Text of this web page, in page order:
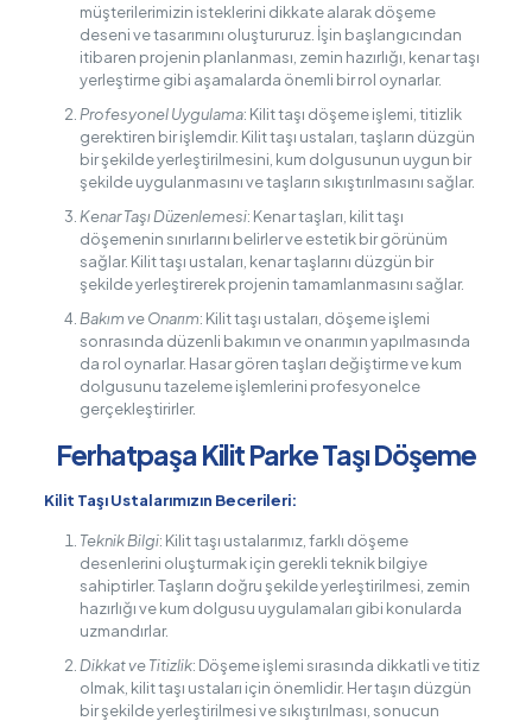
müşterilerimizin isteklerini dikkate alarak döşeme
deseni ve tasarımını oluştururuz. İşin başlangıcından
itibaren projenin planlanması, zemin hazırlığı, kenar taşı
yerleştirme gibi aşamalarda önemli bir rol oynarlar.
Profesyonel Uygulama: Kilit taşı döşeme işlemi, titizlik
gerektiren bir işlemdir. Kilit taşı ustaları, taşların düzgün
bir şekilde yerleştirilmesini, kum dolgusunun uygun bir
şekilde uygulanmasını ve taşların sıkıştırılmasını sağlar.
Kenar Taşı Düzenlemesi: Kenar taşları, kilit taşı
döşemenin sınırlarını belirler ve estetik bir görünüm
sağlar. Kilit taşı ustaları, kenar taşlarını düzgün bir
şekilde yerleştirerek projenin tamamlanmasını sağlar.
Bakım ve Onarım: Kilit taşı ustaları, döşeme işlemi
sonrasında düzenli bakımın ve onarımın yapılmasında
da rol oynarlar. Hasar gören taşları değiştirme ve kum
dolgusunu tazeleme işlemlerini profesyonelce
gerçekleştirirler.
Ferhatpaşa Kilit Parke Taşı Döşeme
Kilit Taşı Ustalarımızın Becerileri:
Teknik Bilgi: Kilit taşı ustalarımız, farklı döşeme
desenlerini oluşturmak için gerekli teknik bilgiye
sahiptirler. Taşların doğru şekilde yerleştirilmesi, zemin
hazırlığı ve kum dolgusu uygulamaları gibi konularda
uzmandırlar.
Dikkat ve Titizlik: Döşeme işlemi sırasında dikkatli ve titiz
olmak, kilit taşı ustaları için önemlidir. Her taşın düzgün
bir şekilde yerleştirilmesi ve sıkıştırılması, sonucun